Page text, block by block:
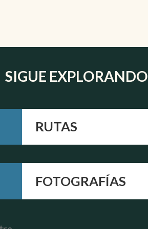
SIGUE EXPLORANDO
RUTAS
FOTOGRAFÍAS